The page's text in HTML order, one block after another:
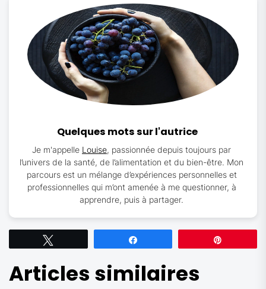
Quelques mots sur l'autrice
Je m'appelle Louise, passionnée depuis toujours par
l’univers de la santé, de l’alimentation et du bien-être. Mon
parcours est un mélange d’expériences personnelles et
professionnelles qui m’ont amenée à me questionner, à
apprendre, puis à partager.
Articles similaires